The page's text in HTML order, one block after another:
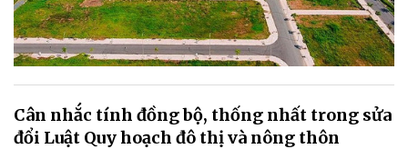
Cân nhắc tính đồng bộ, thống nhất trong sửa
đổi Luật Quy hoạch đô thị và nông thôn